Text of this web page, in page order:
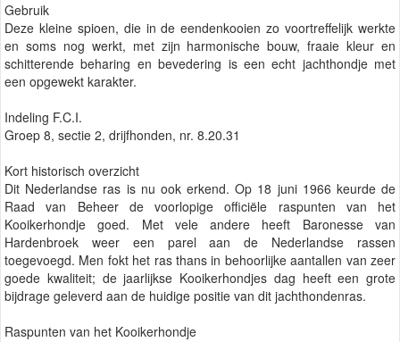
Gebruik
Deze kleine spioen, die in de eendenkooien zo voortreffelijk werkte
en soms nog werkt, met zijn harmonische bouw, fraaie kleur en
schitterende beharing en bevedering is een echt jachthondje met
een opgewekt karakter.
Indeling F.C.I.
Groep 8, sectie 2, drijfhonden, nr. 8.20.31
Kort historisch overzicht
Dit Nederlandse ras is nu ook erkend. Op 18 juni 1966 keurde de
Raad van Beheer de voorlopige officiële raspunten van het
Kooikerhondje goed. Met vele andere heeft Baronesse van
Hardenbroek weer een parel aan de Nederlandse rassen
toegevoegd. Men fokt het ras thans in behoorlijke aantallen van zeer
goede kwaliteit; de jaarlijkse Kooikerhondjes dag heeft een grote
bijdrage geleverd aan de huidige positie van dit jachthondenras.
Raspunten van het Kooikerhondje